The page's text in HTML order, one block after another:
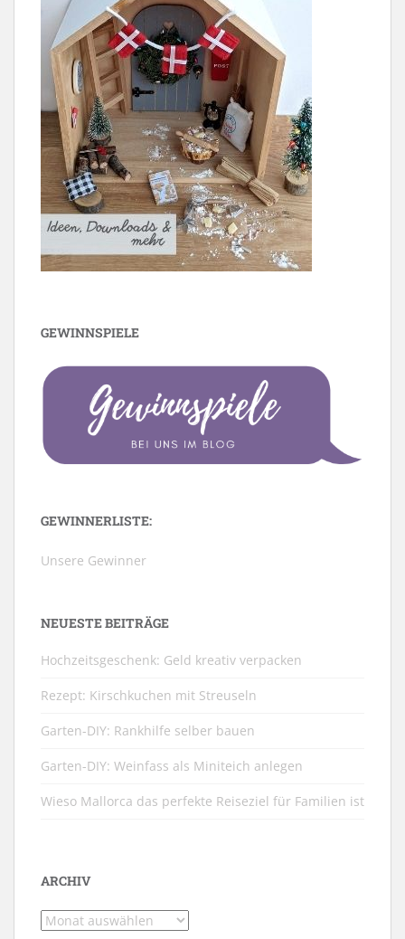
GEWINNSPIELE
GEWINNERLISTE:
Unsere Gewinner
NEUESTE BEITRÄGE
Hochzeitsgeschenk: Geld kreativ verpacken
Rezept: Kirschkuchen mit Streuseln
Garten-DIY: Rankhilfe selber bauen
Garten-DIY: Weinfass als Miniteich anlegen
Wieso Mallorca das perfekte Reiseziel für Familien ist
ARCHIV
Archiv